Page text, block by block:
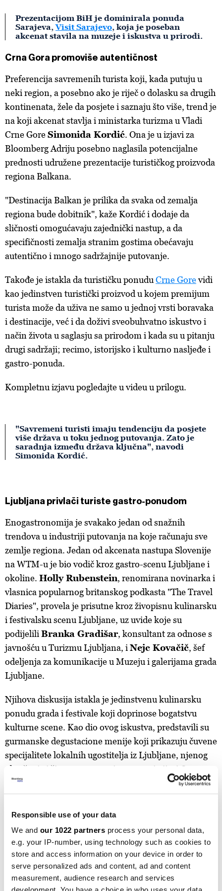
Responsible use of your data
We and our 1022 partners process your personal data,
e.g. your IP-number, using technology such as cookies to
store and access information on your device in order to
serve personalized ads and content, ad and content
measurement, audience research and services
Prezentacijom BiH je dominirala ponuda
Sarajeva,Visit Sarajevo, koja je poseban
akcenat stavila na muzeje i iskustva u prirodi.
Crna Gora promoviše autentičnost
Preferencija savremenih turista koji, kada putuju u
neki region, a posebno ako je riječ o dolasku sa drugih
kontinenata, žele da posjete i saznaju što više, trend je
na koji akcenat stavlja i ministarka turizma u Vladi
Crne GoreSimonida Kordić. Ona je u izjavi za
Bloomberg Adriju posebno naglasila potencijalne
prednosti udružene prezentacije turističkog proizvoda
regiona Balkana.
"Destinacija Balkan je prilika da svaka od zemalja
regiona bude dobitnik", kaže Kordić i dodaje da
sličnosti omogućavaju zajednički nastup, a da
specifičnosti zemalja stranim gostima obećavaju
autentično i mnogo sadržajnije putovanje.
Takođe je istakla da turističku ponudu Crne Gorevidi
kao jedinstven turistički proizvod u kojem premijum
turista može da uživa ne samo u jednoj vrsti boravaka
i destinacije, već i da doživi sveobuhvatno iskustvo i
način života u saglasju sa prirodom i kada su u pitanju
drugi sadržaji; recimo, istorijsko i kulturno nasljeđe i
gastro-ponuda.
Kompletnu izjavu pogledajte u videu u prilogu.
"Savremeni turisti imaju tendenciju da posjete
više država u toku jednog putovanja. Zato je
saradnja između država ključna", navodi
Simonida Kordić.
Ljubljana privlači turiste gastro-ponudom
Enogastronomija je svakako jedan od snažnih
trendova u industriji putovanja na koje računaju sve
zemlje regiona. Jedan od akcenata nastupa Slovenije
na WTM-u je bio vodič kroz gastro-scenu Ljubljane i
okoline. HollyRubenstein, renomirana novinarka i
vlasnica popularnog britanskog podkasta "The Travel
Diaries", provela je prisutne kroz živopisnu kulinarsku
i festivalsku scenu Ljubljane, uz uvide koje su
podijelili Branka Gradišar, konsultant za odnose s
javnošću u Turizmu Ljubljana, i Nejc Kovačič, šef
odeljenja za komunikacije u Muzeju i galerijama grada
Ljubljane.
Njihova diskusija istakla je jedinstvenu kulinarsku
ponudu grada i festivale koji doprinose bogatstvu
kulturne scene. Kao dio ovog iskustva, predstavili su
gurmanske degustacione menije koji prikazuju čuvene
specijalitete lokalnih ugostitelja iz Ljubljane, njenog
okruženja i šire, na poznatoj otvorenoj pijaci Open
Kitchen. Posebno su istaknuti restoran Grič, nagrađen
Michelinovom zvijezdom, i farma sira Orešnik,
poznata po izuzetnom kozjem siru, kao i jedinstveni
Newsletter
Prave odluke počinju sa pravim